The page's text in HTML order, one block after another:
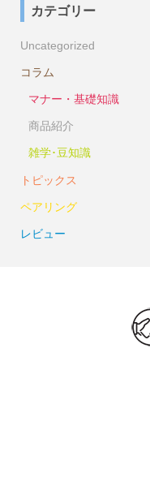
カテゴリー
Uncategorized
コラム
マナー・基礎知識
商品紹介
雑学･豆知識
トピックス
ペアリング
レビュー